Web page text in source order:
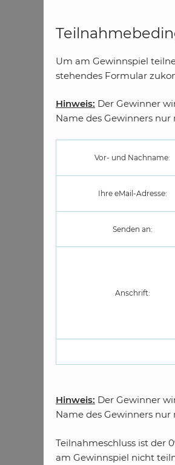
Um am Gewinnspiel
stehendes Formular
Hinweis: Der Gewinner
Name des Gewinners
Vor- und Nachname:
Ihre eMail-Adresse:
Senden an:
Anschrift:
Hinweis: Der Gewinner
Name des Gewinners
Teilnahmeschluss ist der
am Gewinnspiel nicht